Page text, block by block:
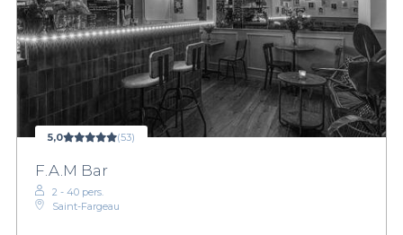
5,0 (53)
F.A.M Bar
2 - 40 pers.
Saint-Fargeau